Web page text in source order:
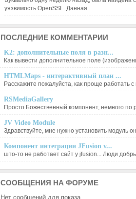
уязвимость OpenSSL. Данная…
ПОСЛЕДНИЕ КОММЕНТАРИИ
K2: дополнительные поля в разн...
Как вывести дополнительное поле
HTMLMaps - интерактивный план ...
Расскажите пожалуйста, как проще работать с
RSMediaGallery
Просто Божественный компонент, немного по
JV Video Module
Здравствуйте, мне нужно установить модуль
Компонент интеграции JFusion v...
што-то не работает сайт у jfusion... Люди
СООБЩЕНИЯ НА ФОРУМЕ
Нет сообщений для показа